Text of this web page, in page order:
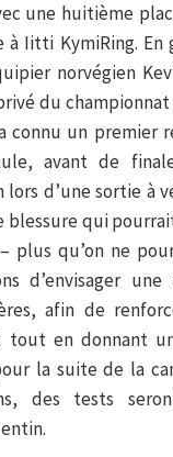
une huitième
à Iitti KymiRing.
norvégien
du
connu un premier
avant de
lors d’une sortie à
blessure qui
plus qu’on ne
d’envisager
afin de
tout en donnant
la suite de la
des tests